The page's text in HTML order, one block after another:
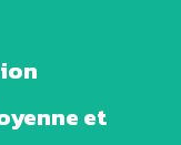
et